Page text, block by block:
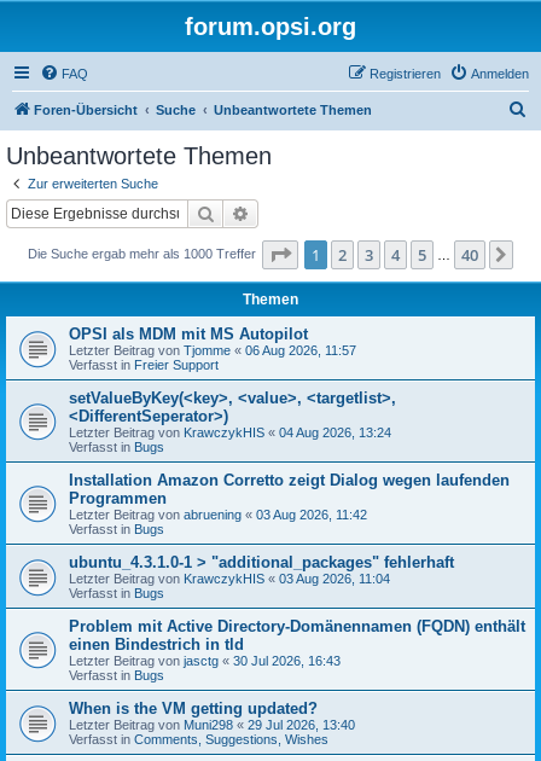
forum.opsi.org
FAQ Anmelden
Registrieren
Foren-Übersicht Suche Unbeantwortete Themen
Unbeantwortete Themen
Zur erweiterten Suche
Suche
Die Suche ergab mehr als 1000 Treffer Seite 1von 40
1 2 3 4 5 40
Themen
OPSI als MDM mit MS Autopilot
Letzter Beitrag von Tjomme « 06 Aug 2026, 11:57
Verfasst in Freier Support
setValueByKey(<key>, <value>, <targetlist>,
<DifferentSeperator>)
Letzter Beitrag von KrawczykHIS « 04 Aug 2026, 13:24
Verfasst in Bugs
Installation Amazon Corretto zeigt Dialog wegen laufenden
Programmen
Letzter Beitrag von abruening « 03 Aug 2026, 11:42
Verfasst in Bugs
ubuntu_4.3.1.0-1 > "additional_packages" fehlerhaft
Letzter Beitrag von KrawczykHIS « 03 Aug 2026, 11:04
Verfasst in Bugs
Problem mit Active Directory-Domänennamen (FQDN) enthält
einen Bindestrich in tld
Letzter Beitrag von jasctg « 30 Jul 2026, 16:43
Verfasst in Bugs
When is the VM getting updated?
Letzter Beitrag von Muni298 « 29 Jul 2026, 13:40
Verfasst in Comments, Suggestions, Wishes